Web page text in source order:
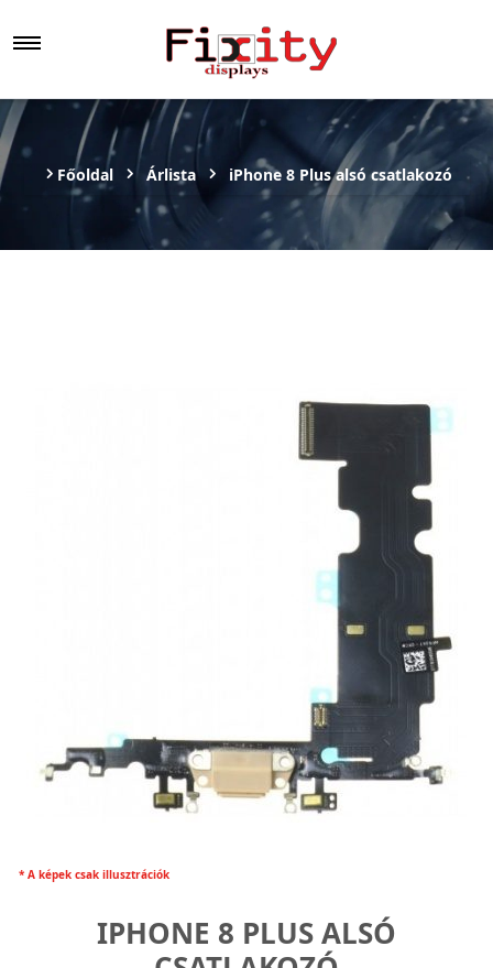
Főoldal Árlista iPhone 8 Plus alsó csatlakozó
* A képek csak illusztrációk
IPHONE 8 PLUS ALSÓ